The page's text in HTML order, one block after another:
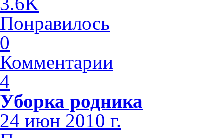
Понравилось
0
Комментарии
4
Уборка родника
24 июн 2010 г.